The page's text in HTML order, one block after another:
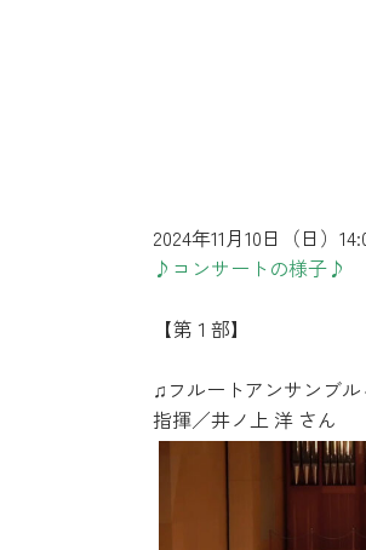
2024年11月10日（日）
♪コンサートの様子♪
【第１部】
♫フルートアンサンブ
指揮／井ノ上 洋 さん